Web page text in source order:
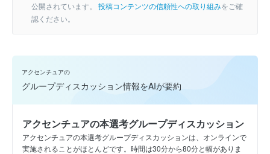
公開されています。 投稿コンテンツの信頼性への取り組みをご確
認ください。
アクセンチュアの
グループディスカッション情報をAIが要約
アクセンチュアの本選考グループディスカッション
アクセンチュアの本選考グループディスカッションは、オンラインで
実施されることがほとんどです。時間は30分から80分と幅がありま